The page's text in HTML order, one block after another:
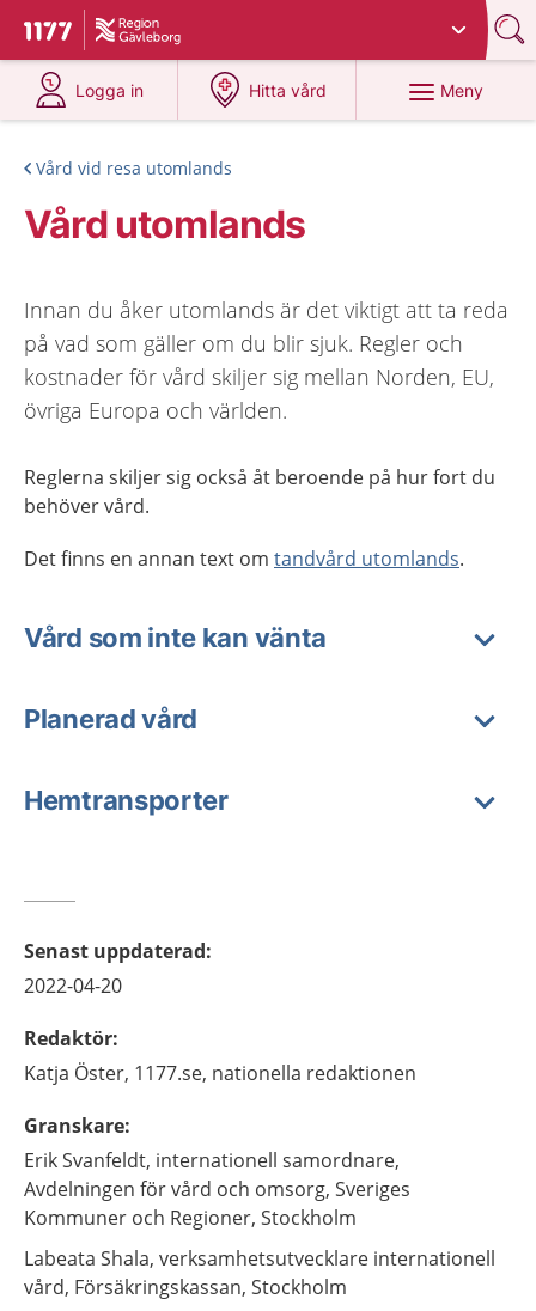
Till startsidan för 1177
Du har valt region
Logga in
på 1177.se
Hitta vård
på 1177.se
Meny
Vård vid resa utomlands
Vård utomlands
Innan du åker utomlands är det viktigt att ta reda
på vad som gäller om du blir sjuk. Regler och
kostnader för vård skiljer sig mellan Norden, EU,
övriga Europa och världen.
Reglerna skiljer sig också åt beroende på hur fort du
behöver vård.
Det finns en annan text om tandvård utomlands.
Vård som inte kan vänta
Planerad vård
Hemtransporter
Senast uppdaterad:
2022-04-20
Redaktör:
Katja Öster, 1177.se, nationella redaktionen
Granskare:
ErikSvanfeldt, internationell samordnare,
Avdelningen för vård och omsorg, Sveriges
Kommuner och Regioner, Stockholm
Labeata Shala, verksamhetsutvecklare internationell
vård, Försäkringskassan, Stockholm